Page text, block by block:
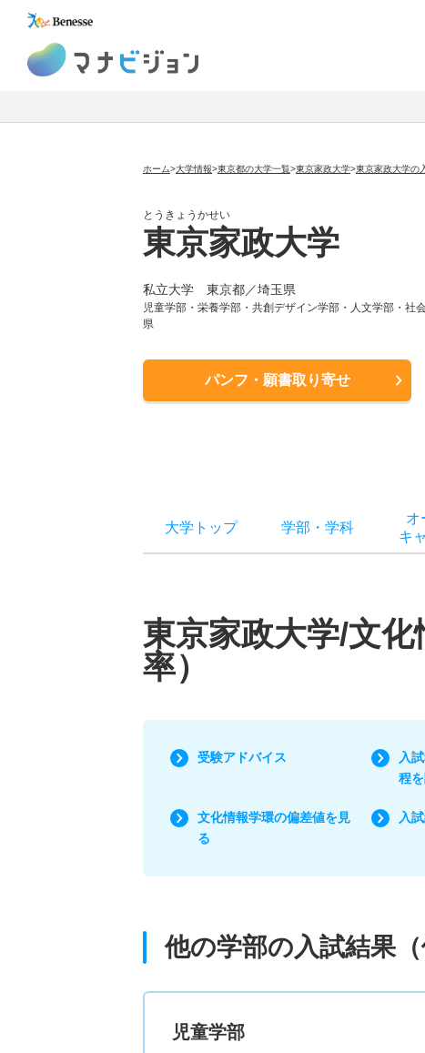
ホーム>大学情報>東京都の大学一覧>東京家政大学>東京家政大学の
とうきょうかせい
東京家政大学
私立大学 東京都／埼玉県
児童学部・栄養学部・共創デザイン学部・人文学部・
県
パンフ・願書取り寄せ
大学トップ 学部 ・ 学科
オ
キ
東京家政大学/文
率）
受験アドバイス
入
程
文化情報学環の偏差値を見
る
入
他の学部の入試結果
児童学部